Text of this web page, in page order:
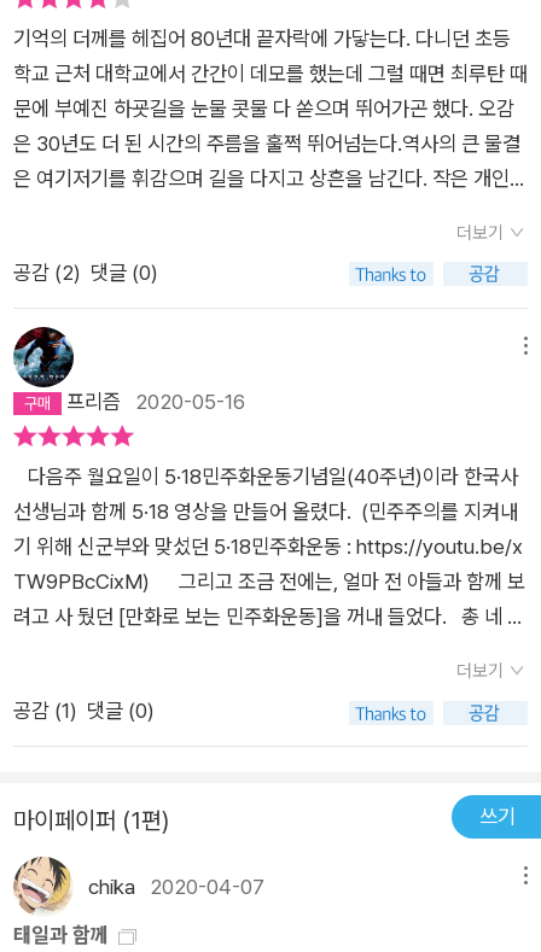
천경찰서 성고문 사건, 건국대 애학투 사건, 박혜정·박종철·이한
열 열사의 희생까지 6·10민주항쟁의 굵직한 사건들을 다루면서
도 상계동 강제철거, 신촌 벽화 사건 등 철거민 운동, 민중미술의
역사가 1987년의 흐름에 어떻게 함께했는지 놓치지 않는다.
기억의 더께를 헤집어 80년대 끝자락에 가닿는다. 다니던 초등
학교 근처 대학교에서 간간이 데모를 했는데 그럴 때면 최루탄 때
문에 부예진 하굣길을 눈물 콧물 다 쏟으며 뛰어가곤 했다. 오감
은 30년도 더 된 시간의 주름을 훌쩍 뛰어넘는다.역사의 큰 물결
은 여기저기를 휘감으며 길을 다지고 상흔을 남긴다. 작은 개인의
들의 이야기다. 아니, 개인의 서사지만 보태어져 커져가는 큰 물
결의 이야기이기도 하다.
더보기
공감 (2) 댓글 (0)
프리즘 2020-05-16
다음주 월요일이 5·18민주화운동기념일(40주년)이라 한국사
선생님과 함께 5·18 영상을 만들어 올렸다. (민주주의를 지켜내
기 위해 신군부와 맞섰던 5·18민주화운동 : https://youtu.be/x
TW9PBcCixM) 그리고 조금 전에는, 얼마 전 아들과 함께 보
려고 사 뒀던 [만화로 보는 민주화운동]을 꺼내 들었다. 총 네 권
<사일구>(윤태호, 4·19), <아무리 얘기해도>(마영신, 5·18민
주화운동), <1987 그날>(유승하, 6·10민주항쟁)으로 구성되어
8 관련 영상을 편집하며 영상의 내용을 들었던 터라 <아무리 얘
기해도>(마영신, 5·18민주화운동)부터 먼저 집어 들었다. 전두
환 신군부 세력에 맞서 민주화를 끌어냈던 광주의 이야기를 다루
고 있다. 그리 오래된 역사도 아니고 많은 책과 영화로 만들어진
사건이라 많이 들어봤지만 정작 그 의미와 가치를 잊거나 혼동해
더보기
공감 (1) 댓글 (0)
마이페이퍼 (1편) 쓰기
chika 2020-04-07
태일과 함께